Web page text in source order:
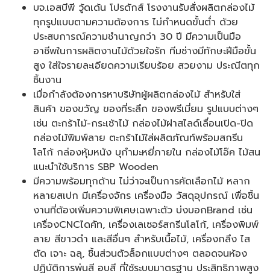
บจ.เอสบีพี วู้ดเด้น โปรดักส์ โรงงานรับสั่งผลิตกล่องไม้
ทุกรูปแบบตามความต้องการ ไม่กำหนดขั้นต่ำ ด้วย
ประสบการณ์ความชำนาญกว่า 30 ปี มีความเป็นมือ
อาชีพในการผลิตงานไม้ด้วยใจรัก ทีมช่างมีทักษะฝีมือขั้น
สูง ใส่ใจรายละเอียดความเรียบร้อย สวยงาม ประณีตทุก
ชิ้นงาน
เมื่อกำลังต้องการหาบริษัทผู้ผลิตกล่องไม้ สำหรับใส่
สินค้า ของขวัญ ของที่ระลึก ของพรีเมี่ยม รูปแบบต่างๆ
เช่น ตะกร้าไม้-กระเช้าไม้ กล่องไม้ฝาสไลด์เลื่อนเปิด-ปิด
กล่องไม้พิมพ์ลาย ตะกร้าไม้ใส่ผลิตภัณท์พร้อมสกรีน
โลโก้ กล่องหุ้มหนัง บุกำมะหยี่ภายใน กล่องไม้โอ๊ค ไม้สน
แนะนำใช้บริการ SBP Wooden
มีความพร้อมทุกด้าน ไม่ว่าจะเป็นการคัดเลือกไม้ หลาก
หลายสเปก มีเครื่องจักร เครื่องมือ วัสดุอุปกรณ์ เพื่อชิ้น
งานที่ต้องเพิ่มความพิเศษเฉพาะตัว บ่งบอกBrand เช่น
เครื่องCNCไดคัท, เครื่องเลเซอร์สกรีนโลโก้, เครื่องพิมพ์
ลาย สีขาวดำ และสีอื่นๆ สำหรับเนื้อไม้, เครื่องกลึง ไส
ตัด เจาะ ฉลุ, ชิ้นส่วนตัวล็อกแบบต่างๆ ตลอดจนห้อง
ปฏิบัติการพ่นสี อบสี ที่ใช้ระบบมาตรฐาน ประสิทธิภาพสูง